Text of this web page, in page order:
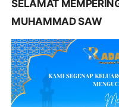
SELAMAT
MUHAMMAD SAW